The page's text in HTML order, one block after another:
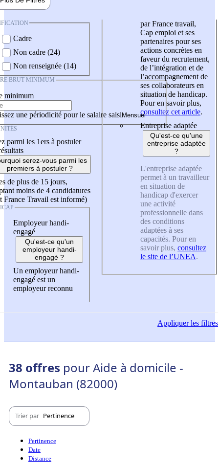
Cadre
Non cadre (24)
Non renseignée (14)
BRUT MINIMUM
minimum
une périodicité pour le salaire saisi
parmi les 1ers à postuler
serez-vous parmi les
premiers à postuler ?
de plus de 15 jours,
moins de 4 candidatures
France Travail est informé)
Employeur handi-
engagé
Qu'est-ce qu'un
employeur handi-
engagé ?
Un employeur handi-
engagé est un
employeur reconnu
par France travail,
Cap emploi et ses
partenaires pour ses
actions concrètes en
faveur du recrutement,
de l’intégration et de
l’accompagnement de
ses collaborateurs en
situation de handicap.
Pour en savoir plus,
consultez cet article.
Entreprise adaptée
Qu'est-ce qu'une
entreprise adaptée
?
L'entreprise adaptée
permet à un travailleur
en situation de
handicap d'exercer
une activité
professionnelle dans
des conditions
adaptées à ses
capacités. Pour en
savoir plus, consultez
le site de l’UNEA.
Appliquerles filtres
38 offres pour Aide à domicile -
Montauban (82000)
Trier par Pertinence
Pertinence
Date
Distance